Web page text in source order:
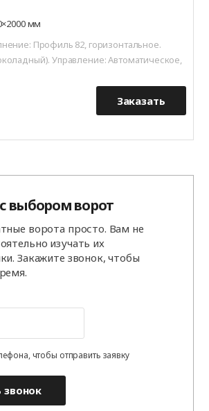
мм
Профиль 82, горизонтальное.
Управление: Автоматическое,
Заказать
выбором ворот
ворота просто. Вам не
изучать их
Закажите звонок, чтобы
чтобы отправить заявку
звонок